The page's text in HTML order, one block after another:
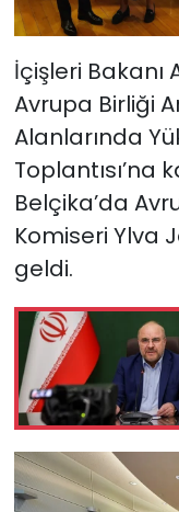
İçişleri Bakanı
Avrupa Birliği
Alanlarında
Toplantısı’na
Belçika’da
Komiseri Ylva
geldi.